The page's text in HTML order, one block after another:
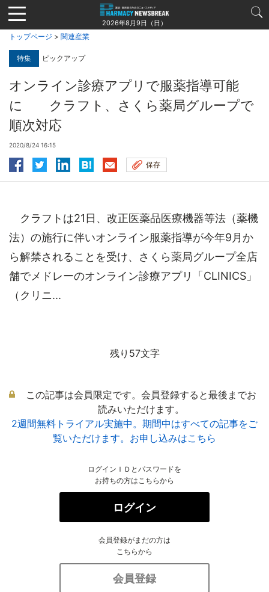
Jump
to
navigation
2026年8月9日（日）
トップページ > 関連産業
特集 ピックアップ
オンライン診療アプリで服薬指導可能
に クラフト、さくら薬局グループで
順次対応
2020/8/24 16:15
保存
クラフトは21日、改正医薬品医療機器等法（薬機
法）の施行に伴いオンライン服薬指導が今年9月か
ら解禁されることを受け、さくら薬局グループ全店
舗でメドレーのオンライン診療アプリ「CLINICS」
（クリニ...
残り57文字
この記事は会員限定です。会員登録すると最後までお
読みいただけます。
2週間無料トライアル実施中。期間中はすべての記事をご
覧いただけます。お申し込みはこちら
ログインＩＤとパスワードを
お持ちの方はこちらから
ログイン
会員登録がまだの方は
こちらから
会員登録